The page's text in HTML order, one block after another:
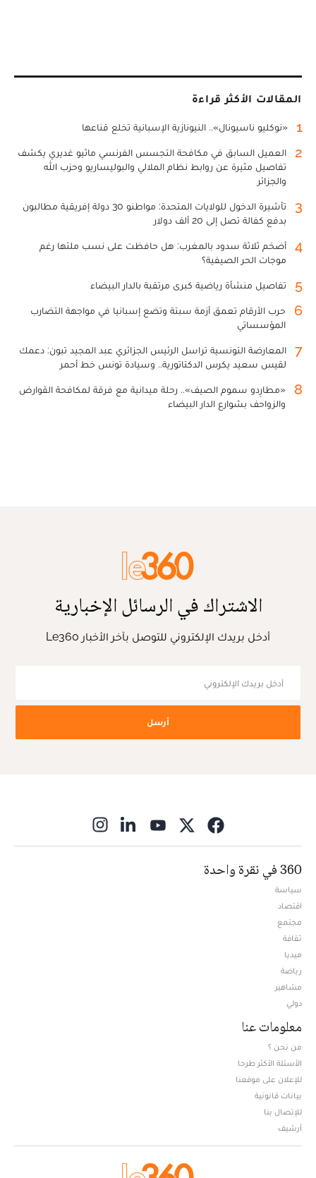
المقالات الأكثر قراءة
1 «نوكليو ناسيونال».. النيونازية الإسبانية تخلع قناعها
2
العميل السابق في مكافحة التجسس الفرنسي ماثيو غديري يكشف
تفاصيل مثيرة عن روابط نظام الملالي والبوليساريو وحزب الله
والجزائر
3
تأشيرة الدخول للولايات المتحدة: مواطنو 30 دولة إفريقية مطالبون
بدفع كفالة تصل إلى 20 ألف دولار
4
أضخم ثلاثة سدود بالمغرب: هل حافظت على نسب ملئها رغم
موجات الحر الصيفية؟
5 تفاصيل منشأة رياضية كبرى مرتقبة بالدار البيضاء
6
حرب الأرقام تعمق أزمة سبتة وتضع إسبانيا في مواجهة التضارب
المؤسساتي
7
المعارضة التونسية تراسل الرئيس الجزائري عبد المجيد تبون: دعمك
لقيس سعيد يكرس الدكتاتورية.. وسيادة تونس خط أحمر
8
«مطارِدو سموم الصيف».. رحلة ميدانية مع فرقة لمكافحة القوارض
والزواحف بشوارع الدار البيضاء
الاشتراك في الرسائل الإخبارية
أدخل بريدك الإلكتروني للتوصل بآخر الأخبار Le360
أرسل
360 في نقرة واحدة
سياسة
اقتصاد
مجتمع
ثقافة
ميديا
رياضة
مشاهير
دولي
معلومات عنا
من نحن ؟
الأسئلة الأكثر طرحا
للإعلان على موقعنا
بيانات قانونية
للإتصال بنا
أرشيف